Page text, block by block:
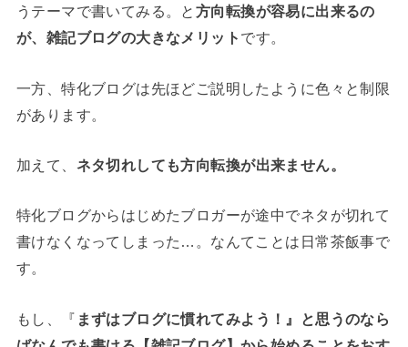
うテーマで書いてみる。と 方向転換が容易に出来るの
が、雑記ブログの大きなメリット です。
一方、特化ブログは先ほどご説明したように色々と制限
があります。
加えて、 ネタ切れしても方向転換が出来ません。
特化ブログからはじめたブロガーが途中でネタが切れて
書けなくなってしまった…。なんてことは日常茶飯事で
す。
もし、『 まずはブログに慣れてみよう！』と思うのなら